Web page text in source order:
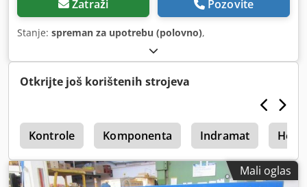
Zatraži Pozovite
Stanje: spreman za upotrebu (polovno),
Otkrijte još korištenih strojeva
Kontrole Komponenta Indramat
Mali oglas